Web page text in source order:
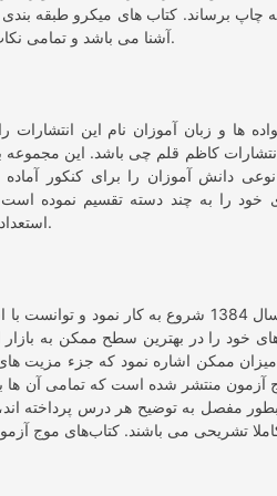
چاپ برساند. کتاب های میکرو طبقه
آشنا می باشد و تمامی نکات را بصورت جزء به جزء برای آن ها بیان کرده است.
ها و زبان آموزان نام این
کاظم قلم چی باشد. این مجموعه
نوعی دانش آموزان را برای کنکور
خود را به چند دسته تقسیم نموده
استعداد کلامی، کتاب‌هایی با عنوان کتاب زرد و آبی می باشد.
این انتشارات در سال 1384 شروع به کار
خود را در بهترین سطح ممکن به
ممکن اشاره نمود که جزء مزیت
منتشر شده است که تمامی آن ها
مفصل به توضیح هر درس پرداخته